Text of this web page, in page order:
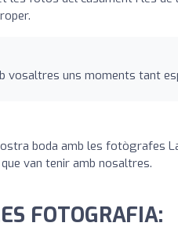
vosaltres uns moments tant
boda amb les fotògrafes
van tenir amb nosaltres.
FOTOGRAFIA: